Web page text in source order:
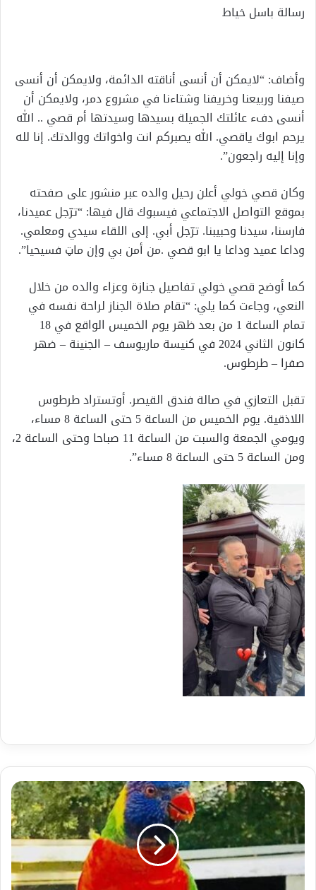
رسالة باسل خياط
وأضاف: “لايمكن أن أنسى أناقته الدائمة، ولايمكن أن أنسى
صيفنا وربيعنا وخريفنا وشتاءنا في مشروع دمر، ولايمكن أن
أنسى دفء عائلتك الجميلة بسيدها وسيدتها أم قصي .. الله
يرحم ابوك ياقصي. الله يصبركم انت واخواتك ووالدتك. إنا لله
وإنا إليه راجعون”.
وكان قصي خولي أعلن رحيل والده عبر منشور على صفحته
بموقع التواصل الاجتماعي فيسبوك قال فيها: “ترّجل عميدنا،
فارسنا، سيدنا وحبيبنا. ترّجل أبي. إلى اللقاء سيدي ومعلمي.
وداعا عميد وداعا يا ابو قصي .من أمن بي وإن ماټ فسيحيا”.
كما أوضح قصي خولي تفاصيل جنازة وعزاء والده من خلال
النعي، وجاءت كما يلي: “تقام صلاة الجناز لراحة نفسه في
تمام الساعة 1 من بعد ظهر يوم الخميس الواقع في 18
كانون الثاني 2024 في كنيسة ماريوسف – الجنينة – ضهر
صفرا – طرطوس.
تقبل التعازي في صالة فندق القيصر. أوتستراد طرطوس
اللاذقية. يوم الخميس من الساعة 5 حتى الساعة 8 مساء،
ويومي الجمعة والسبت من الساعة 11 صباحا وحتى الساعة 2،
ومن الساعة 5 حتى الساعة 8 مساء”.
تبتعد
من
المكان
ولا
يبتعد
منك
،